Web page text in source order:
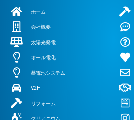
ホーム
会社概要
太陽光発電
オール電化
蓄電池システム
V2H
リフォーム
クリアニウム